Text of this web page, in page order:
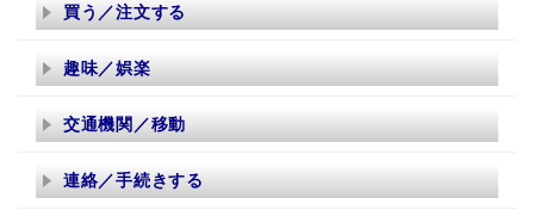
買う／注文する
趣味／娯楽
交通機関／移動
連絡／手続きする